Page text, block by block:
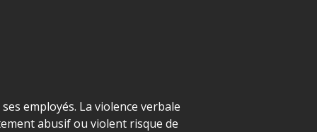
employés. La violence verbale
abusif ou violent risque de